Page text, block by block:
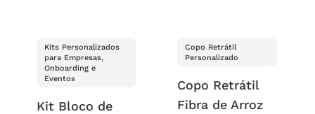
Kits Personalizados
para Empresas,
Onboarding e
Eventos
Kit Bloco de
Copo Retrátil
Personalizado
Copo Retrátil
Fibra de Arroz